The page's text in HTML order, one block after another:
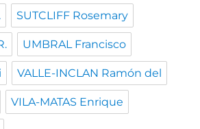
SUTCLIFF Rosemary
UMBRAL Francisco
VALLE-INCLAN Ramón del
VILA-MATAS Enrique